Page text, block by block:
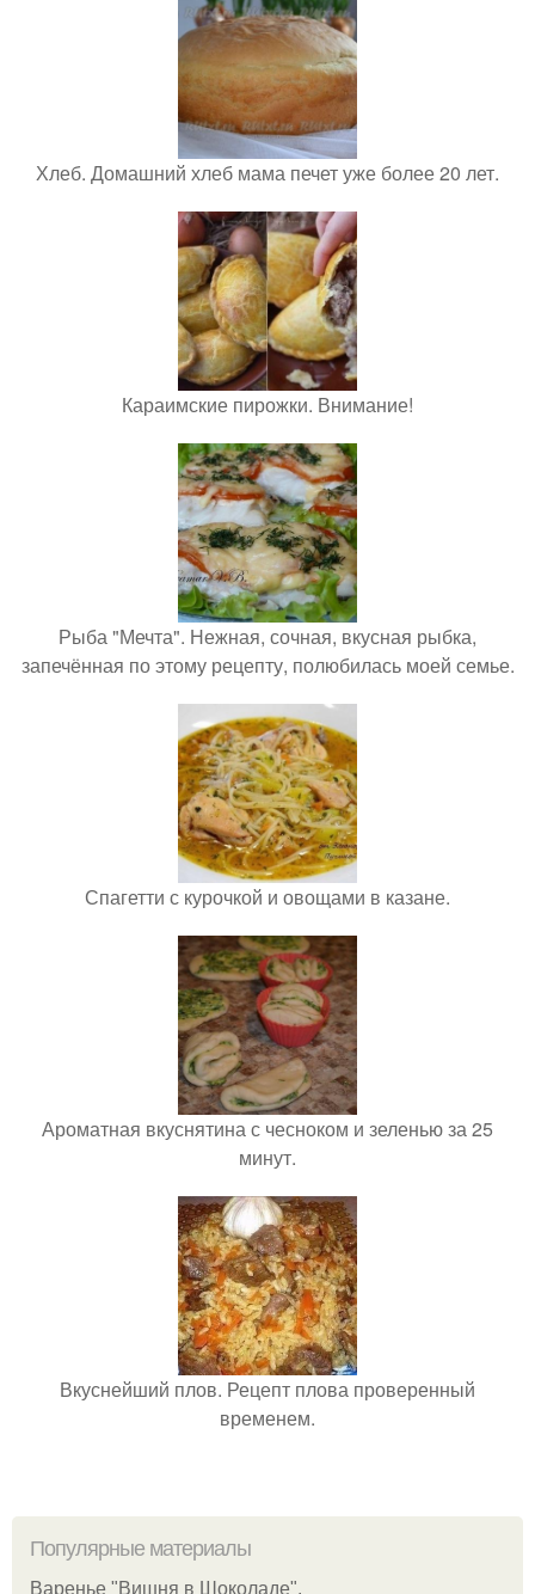
Хлеб. Домашний хлеб мама печет уже более 20 лет.
Караимские пирожки. Внимание!
Рыба "Мечта". Нежная, сочная, вкусная рыбка,
запечённая по этому рецепту, полюбилась моей семье.
Спагетти с курочкой и овощами в казане.
Ароматная вкуснятина с чесноком и зеленью за 25
минут.
Вкуснейший плов. Рецепт плова проверенный
временем.
Популярные материалы
Варенье "Вишня в Шоколаде".